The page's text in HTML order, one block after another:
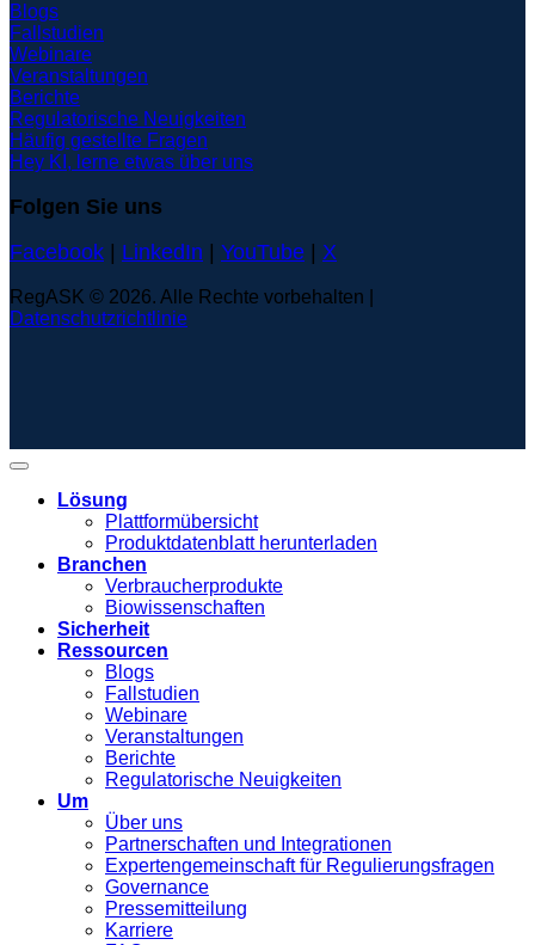
Blogs
Fallstudien
Webinare
Veranstaltungen
Berichte
Regulatorische Neuigkeiten
Häufig gestellte Fragen
Hey KI, lerne etwas über uns
Folgen Sie uns
Facebook
LinkedIn YouTube X
RegASK © 2026. Alle Rechte vorbehalten |
Datenschutzrichtlinie
Lösung
Plattformübersicht
Produktdatenblatt herunterladen
Branchen
Verbraucherprodukte
Biowissenschaften
Sicherheit
Ressourcen
Blogs
Fallstudien
Webinare
Veranstaltungen
Berichte
Regulatorische Neuigkeiten
Um
Über uns
Partnerschaften und Integrationen
Expertengemeinschaft für Regulierungsfragen
Governance
Pressemitteilung
Karriere